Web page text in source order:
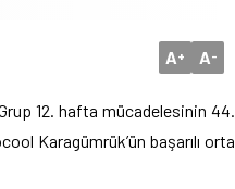
A+ A-
12. hafta mücadelesinin 44.
Karagümrük’ün başarılı orta